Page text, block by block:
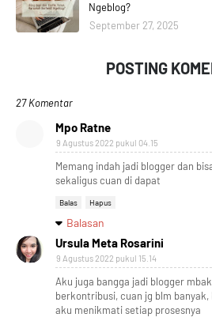
Ngeblog?
September 27, 2025
POSTING
27 Komentar
Mpo Ratne
9 Agustus 2022 pukul 04.15
Memang indah jadi blogger dan
sekaligus cuan di dapat
Balas Hapus
Balasan
Ursula Meta Rosarini
9 Agustus 2022 pukul 15.14
Aku juga bangga jadi blogger
berkontribusi, cuan jg blm
aku menikmati setiap prosesnya